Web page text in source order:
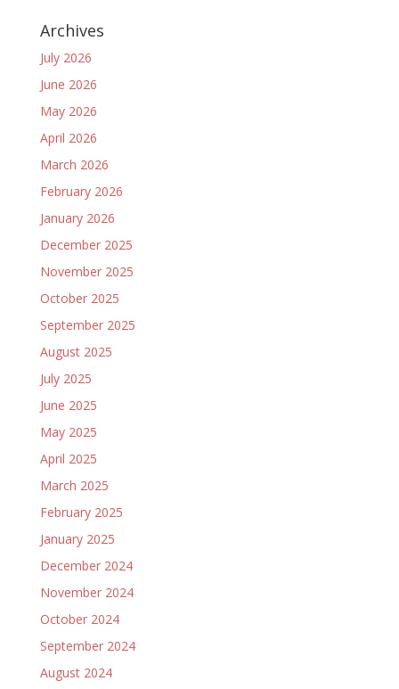
Archives
July 2026
June 2026
May 2026
April 2026
March 2026
February 2026
January 2026
December 2025
November 2025
October 2025
September 2025
August 2025
July 2025
June 2025
May 2025
April 2025
March 2025
February 2025
January 2025
December 2024
November 2024
October 2024
September 2024
August 2024